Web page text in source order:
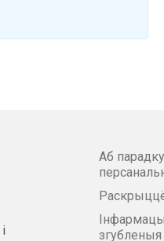
Аб
згубленыя